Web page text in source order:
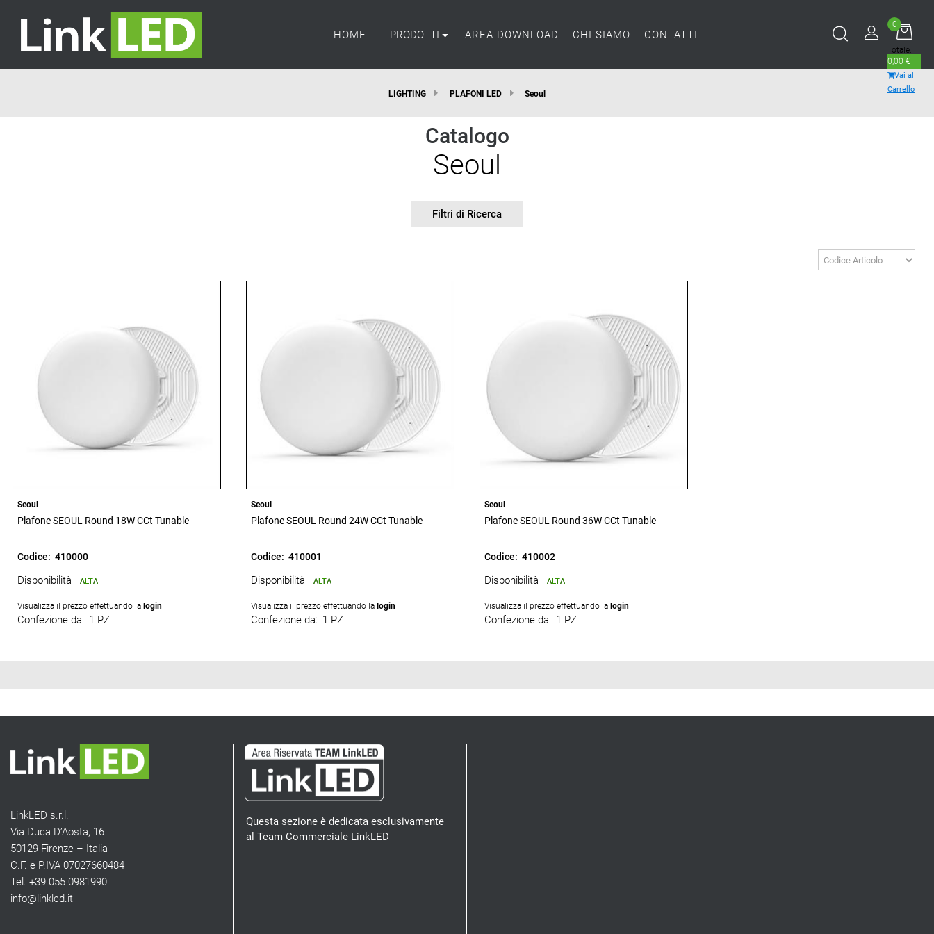
HOME PRODOTTI AREA DOWNLOAD CHI SIAMO CONTATTI
0
Totale:
0,00 €
Vai al
Carrello
LIGHTING PLAFONI LED Seoul
Catalogo
Seoul
Filtri di Ricerca
Seoul
Plafone SEOUL Round 18W CCt Tunable
Codice: 410000
Disponibilità ALTA
Visualizza il prezzo effettuando la login
Confezione da: 1 PZ
Seoul
Plafone SEOUL Round 24W CCt Tunable
Codice: 410001
Disponibilità ALTA
Visualizza il prezzo effettuando la login
Confezione da: 1 PZ
Seoul
Plafone SEOUL Round 36W CCt Tunable
Codice: 410002
Disponibilità ALTA
Visualizza il prezzo effettuando la login
Confezione da: 1 PZ
LinkLED s.r.l.
Via Duca D’Aosta, 16
50129 Firenze – Italia
C.F. e P.IVA 07027660484
Tel. +39 055 0981990
info@linkled.it
Questa sezione è dedicata esclusivamente
al Team Commerciale LinkLED